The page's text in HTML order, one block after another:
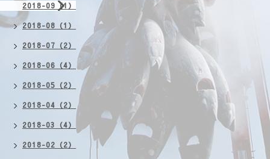
2018-09（1）
2018-08（1）
2018-07（2）
2018-06（4）
2018-05（2）
2018-04（2）
2018-03（4）
2018-02（2）